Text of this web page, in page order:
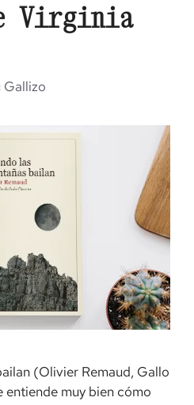
Virginia
Gallizo
(Olivier Remaud, Gallo
entiende muy bien cómo